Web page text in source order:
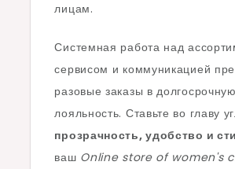
лицам.
Системная работа над
сервисом и коммуникацией
разовые заказы в долгосрочную
лояльность. Ставьте во главу
прозрачность, удобство и
ваш Online store of women's